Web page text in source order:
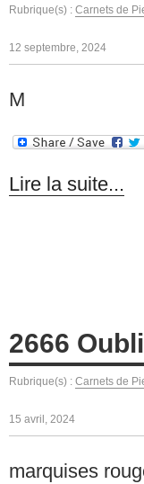
Rubrique(s) : Carnets de
12 septembre, 2024
M
Lire la suite...
2666
Rubrique(s) : Carnets de
15 avril, 2024
marquises